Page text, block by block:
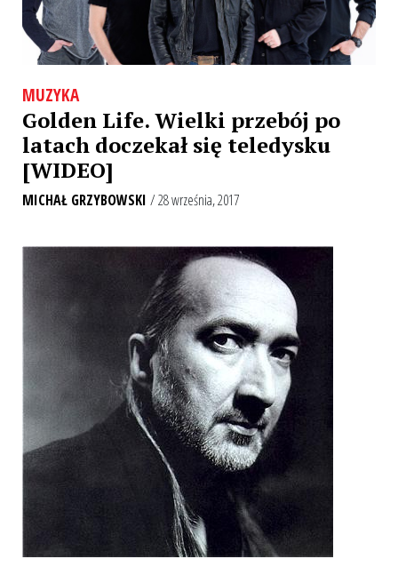
MUZYKA
Golden Life. Wielki przebój po
latach doczekał się teledysku
[WIDEO]
MICHAŁ GRZYBOWSKI / 28 września, 2017